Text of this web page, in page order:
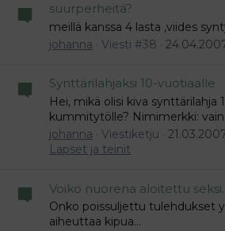
suurperheitä?
meillä kanssa 4 lasta ,viides
johanna
Viesti #38
Synttärilahjaksi 10-vuotiaalle
Hei, mikä olisi kiva synttärilahja
kummitytölle? Nimimerkki: vain
johanna
Viestiketju
Lapset ja teinit
Voiko nuorena aloitettu seksi..
Onko poissuljettu tulehdukset
aiheuttaa kipua...